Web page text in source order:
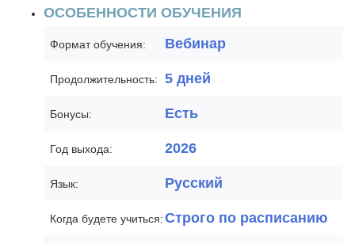
ОСОБЕННОСТИ ОБУЧЕНИЯ
Формат обучения: Вебинар
Продолжительность: 5 дней
Бонусы: Есть
Год выхода: 2026
Язык: Русский
Когда будете учиться:Строго по расписанию